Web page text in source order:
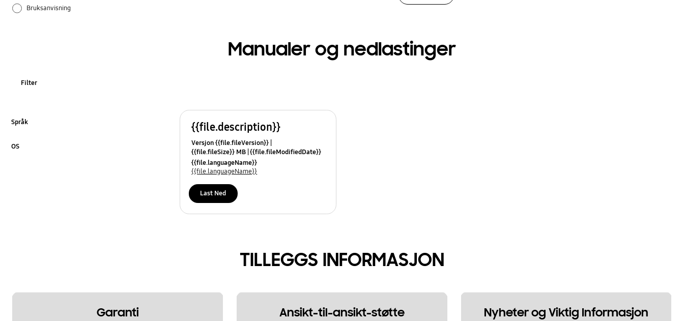
Bruksanvisning
TV_Andre
Manualer og nedlastinger
Filter
Språk
OS
{{file.description}}
Versjon {{file.fileVersion}}
{{file.fileSize}} MB {{file.fileModifiedDate}}
{{file.osNames}}
{{file.languageName}}
{{file.languageName}}
Last Ned
TILLEGGS INFORMASJON
Garanti Ansikt-til-ansikt-støtte Nyheter og Viktig Informasjon